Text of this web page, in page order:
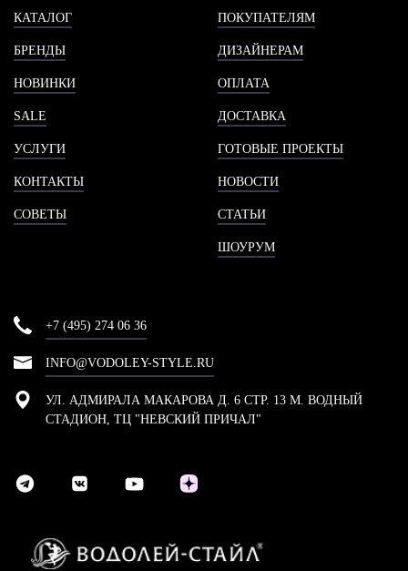
КАТАЛОГ
БРЕНДЫ
НОВИНКИ
SALE
УСЛУГИ
КОНТАКТЫ
СОВЕТЫ
ПОКУПАТЕЛЯМ
ДИЗАЙНЕРАМ
ОПЛАТА
ДОСТАВКА
ГОТОВЫЕ ПРОЕКТЫ
НОВОСТИ
СТАТЬИ
ШОУРУМ
+7 (495) 274 06 36
INFO@VODOLEY-STYLE.RU
УЛ. АДМИРАЛА МАКАРОВА Д. 6 СТР. 13 М. ВОДНЫЙ
СТАДИОН, ТЦ "НЕВСКИЙ ПРИЧАЛ"